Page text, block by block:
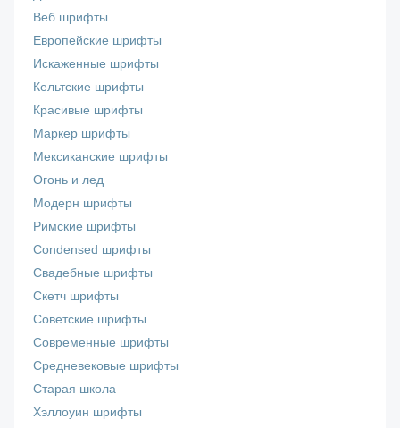
Веб шрифты
Европейские шрифты
Искаженные шрифты
Кельтские шрифты
Красивые шрифты
Маркер шрифты
Мексиканские шрифты
Огонь и лед
Модерн шрифты
Римские шрифты
Сondensed шрифты
Свадебные шрифты
Скетч шрифты
Советские шрифты
Современные шрифты
Средневековые шрифты
Старая школа
Хэллоуин шрифты